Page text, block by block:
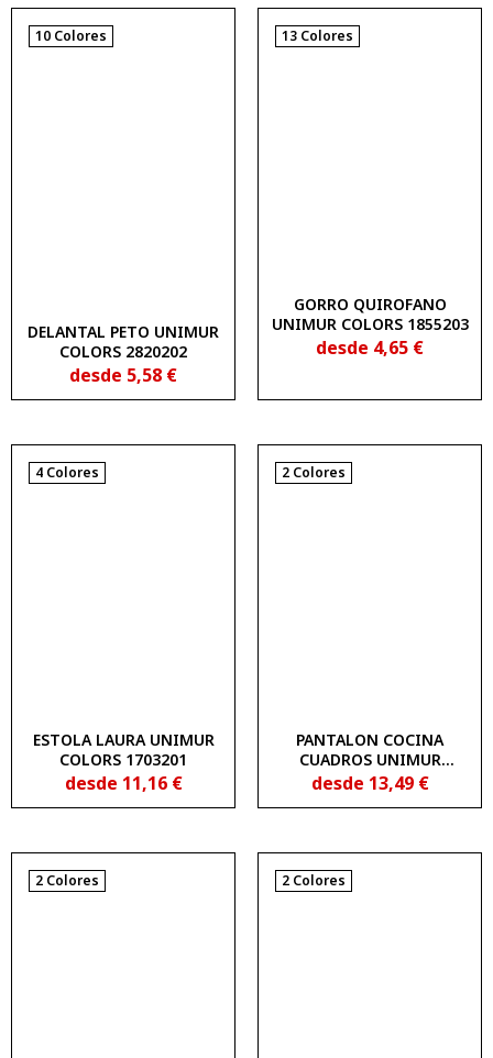
10 Colores
DELANTAL PETO UNIMUR
COLORS 2820202
desde 5,58 €
13 Colores
GORRO QUIROFANO
UNIMUR COLORS 1855203
desde 4,65 €
4 Colores
ESTOLA LAURA UNIMUR
COLORS 1703201
desde 11,16 €
2 Colores
PANTALON COCINA
CUADROS UNIMUR
1515170
desde 13,49 €
2 Colores 2 Colores